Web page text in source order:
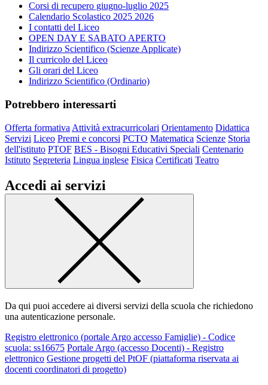
Corsi di recupero giugno-luglio 2025
Calendario Scolastico 2025 2026
I contatti del Liceo
OPEN DAY E SABATO APERTO
Indirizzo Scientifico (Scienze Applicate)
Il curricolo del Liceo
Gli orari del Liceo
Indirizzo Scientifico (Ordinario)
Potrebbero interessarti
Offerta formativa Attività extracurricolari Orientamento Didattica
Servizi Liceo Premi e concorsi PCTO Matematica Scienze Storia
dell'istituto PTOF BES - Bisogni Educativi Speciali Centenario
Istituto Segreteria Lingua inglese Fisica Certificati Teatro
Accedi ai servizi
Da qui puoi accedere ai diversi servizi della scuola che richiedono
una autenticazione personale.
Registro elettronico (portale Argo accesso Famiglie) - Codice
scuola: ss16675 Portale Argo (accesso Docenti) - Registro
elettronico Gestione progetti del PtOF (piattaforma riservata ai
docenti coordinatori di progetto)